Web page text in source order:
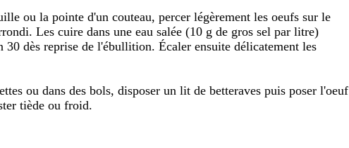
ou la pointe d'un couteau, percer légèrement les oeufs sur le
Les cuire dans une eau salée (10 g de gros sel par litre)
30 dès reprise de l'ébullition. Écaler ensuite délicatement les
ou dans des bols, disposer un lit de betteraves puis poser l'oeuf
tiède ou froid.